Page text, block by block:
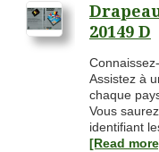
20149 D
Assistez à
chaque
Vous
identifiant
[Read